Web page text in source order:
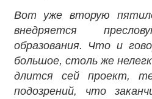
Вот уже вторую
внедряется
образования. Что и
большое, столь же
длится сей проект,
подозрений, что